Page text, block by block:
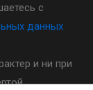
с
данных
и ни при